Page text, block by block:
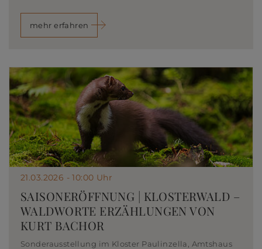
mehr erfahren
21.03.2026 - 10:00 Uhr
SAISONERÖFFNUNG | KLOSTERWALD –
WALDWORTE ERZÄHLUNGEN VON
KURT BACHOR
Sonderausstellung im Kloster Paulinzella, Amtshaus